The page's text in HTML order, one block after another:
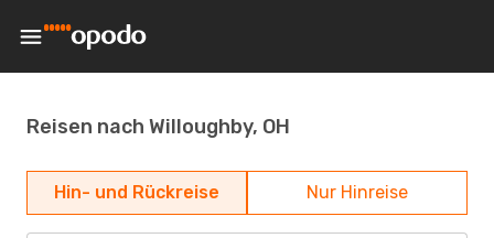
Reisen nach Willoughby, OH
Hin- und Rückreise Nur Hinreise